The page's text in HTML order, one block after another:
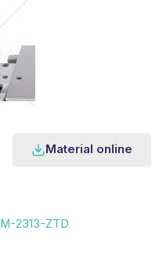
Material online
2313-ZTD